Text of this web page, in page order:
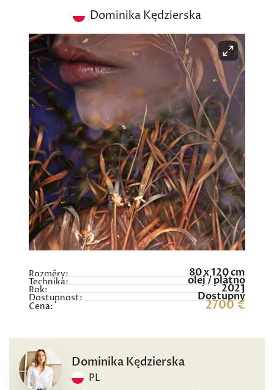
Dominika Kędzierska
Rozměry: 80 x 120 cm
Technika: olej / plátno
Rok: 2021
Dostupnost: Dostupný
Cena: 2700 €
Dominika Kędzierska
PL